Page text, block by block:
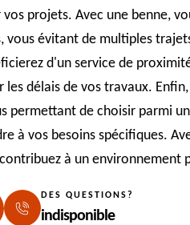
projets. Avec une benne,
vous évitant de multiples
d'un service de
délais de vos travaux.
permettant de choisir parmi
à vos besoins spécifiques.
à un environnement
DES QUESTIONS?
indisponible